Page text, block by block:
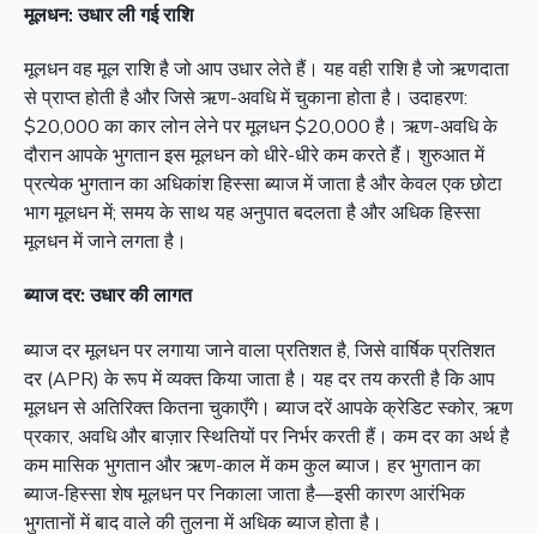
मूलधन: उधार ली गई राशि
मूलधन वह मूल राशि है जो आप उधार लेते हैं। यह वही राशि है जो ऋणदाता
से प्राप्त होती है और जिसे ऋण-अवधि में चुकाना होता है। उदाहरण:
$20,000 का कार लोन लेने पर मूलधन $20,000 है। ऋण-अवधि के
दौरान आपके भुगतान इस मूलधन को धीरे-धीरे कम करते हैं। शुरुआत में
प्रत्येक भुगतान का अधिकांश हिस्सा ब्याज में जाता है और केवल एक छोटा
भाग मूलधन में; समय के साथ यह अनुपात बदलता है और अधिक हिस्सा
मूलधन में जाने लगता है।
ब्याज दर: उधार की लागत
ब्याज दर मूलधन पर लगाया जाने वाला प्रतिशत है, जिसे वार्षिक प्रतिशत
दर (APR) के रूप में व्यक्त किया जाता है। यह दर तय करती है कि आप
मूलधन से अतिरिक्त कितना चुकाएँगे। ब्याज दरें आपके क्रेडिट स्कोर, ऋण
प्रकार, अवधि और बाज़ार स्थितियों पर निर्भर करती हैं। कम दर का अर्थ है
कम मासिक भुगतान और ऋण-काल में कम कुल ब्याज। हर भुगतान का
ब्याज-हिस्सा शेष मूलधन पर निकाला जाता है—इसी कारण आरंभिक
भुगतानों में बाद वाले की तुलना में अधिक ब्याज होता है।